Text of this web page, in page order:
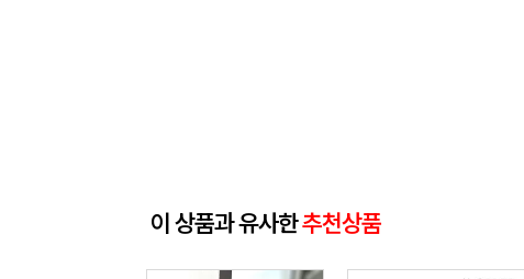
이 상품과 유사한추천상품